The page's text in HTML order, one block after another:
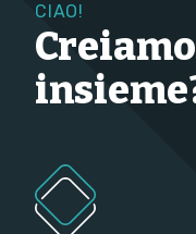
CIAO!